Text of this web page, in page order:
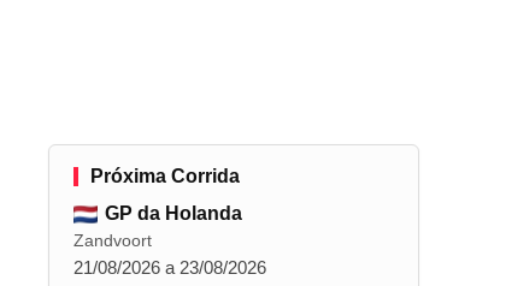
Próxima Corrida
GP da Holanda
Zandvoort
21/08/2026 a 23/08/2026